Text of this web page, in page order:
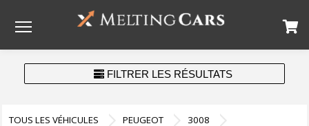
FILTRER LES RÉSULTATS
TOUS LES VÉHICULES PEUGEOT 3008